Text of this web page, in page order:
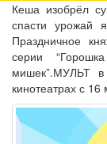
Кеша изобрёл
спасти урожай
Праздничное
серии
мишек”.МУЛЬТ
кинотеатрах с 16